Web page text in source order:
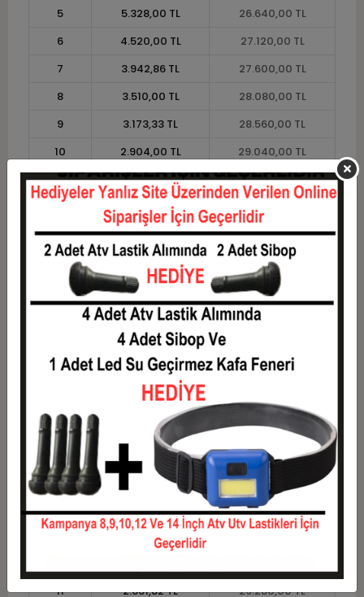
5
5.328,00 TL
26.640,00 TL
6
4.520,00 TL
27.120,00 TL
7
3.942,86 TL
27.600,00 TL
8
3.510,00 TL
28.080,00 TL
9
3.173,33 TL
28.560,00 TL
10
2.904,00 TL
29.040,00 TL
11
2.661,82 TL
29.280,00 TL
12
2.480,00 TL 29.760,00 TL
Taksit Taksit Tutarı
Toplam Tutar
24.000,00 TL
24.000,00 TL
12.000,00 TL
3
8.560,00 TL
25.680,00 TL
6.540,00 TL
5
5.328,00 TL
26.640,00 TL
6
4.520,00 TL
27.120,00 TL
7
3.942,86 TL
27.600,00 TL
8
3.510,00 TL
28.080,00 TL
3.173,33 TL
28.560,00 TL
11
2.661,82 TL
29.280,00 TL